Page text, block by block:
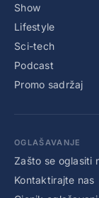
Show
Lifestyle
Sci-tech
Podcast
Promo sadržaj
OGLAŠAVANJE
Zašto se oglasiti
Kontaktirajte nas